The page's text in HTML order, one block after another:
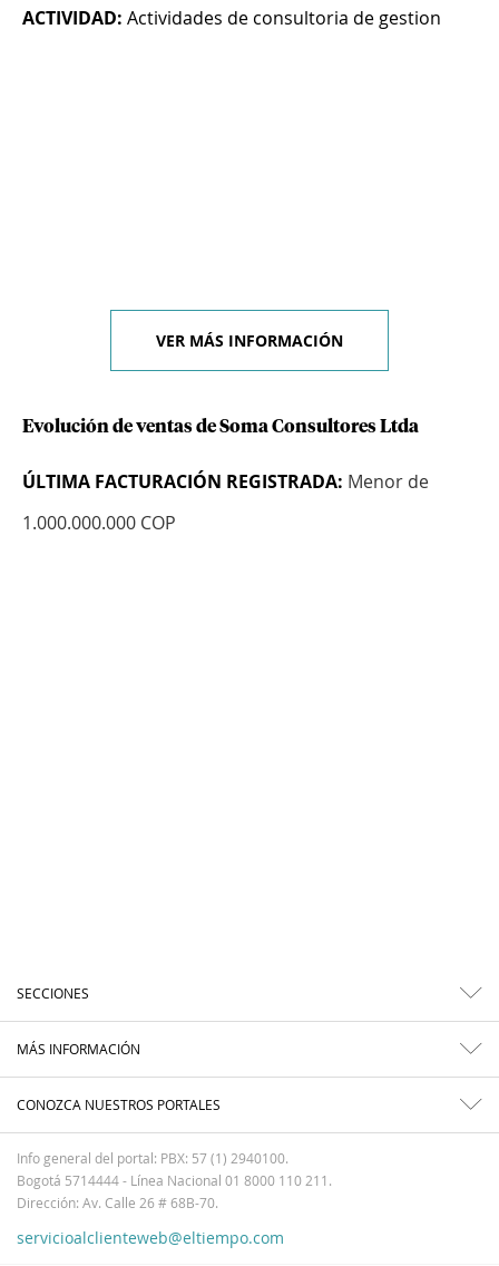
ACTIVIDAD: Actividades de consultoria de gestion
VER MÁS INFORMACIÓN
Evolución de ventas de Soma Consultores Ltda
ÚLTIMA FACTURACIÓN REGISTRADA: Menor de
1.000.000.000 COP
SECCIONES
MÁS INFORMACIÓN
CONOZCA NUESTROS PORTALES
Info general del portal: PBX: 57 (1) 2940100.
Bogotá 5714444 - Línea Nacional 01 8000 110 211.
Dirección: Av. Calle 26 # 68B-70.
servicioalclienteweb@eltiempo.com